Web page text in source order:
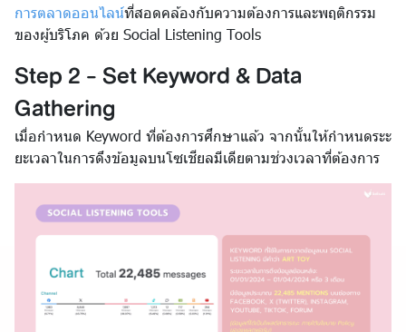
การตลาดออนไลน์ที่สอดคล้องกับความต้องการและพฤติกรรม
ของผู้บริโภค ด้วย Social Listening Tools
Step 2 - Set Keyword & Data
Gathering
เมื่อกำหนด Keyword ที่ต้องการศึกษาแล้ว จากนั้นให้กำหนดระะ
ยะเวลาในการดึงข้อมูลบนโซเชียลมีเดียตามช่วงเวลาที่ต้องการ